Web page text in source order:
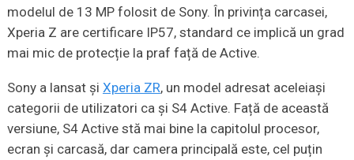
modelul de 13 MP folosit de Sony. În privința carcasei,
Xperia Z are certificare IP57, standard ce implică un grad
mai mic de protecție la praf față de Active.
Sony a lansat și Xperia ZR, un model adresat aceleiași
categorii de utilizatori ca și S4 Active. Față de această
versiune, S4 Active stă mai bine la capitolul procesor,
ecran și carcasă, dar camera principală este, cel puțin